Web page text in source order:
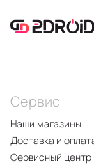
Сервис
Наши магазины
Доставка и
Сервисный центр